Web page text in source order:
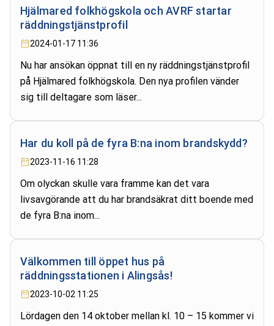
Hjälmared folkhögskola och AVRF startar
räddningstjänstprofil
2024-01-17 11:36
Nu har ansökan öppnat till en ny räddningstjänstprofil
på Hjälmared folkhögskola. Den nya profilen vänder
sig till deltagare som läser...
Har du koll på de fyra B:na inom brandskydd?
2023-11-16 11:28
Om olyckan skulle vara framme kan det vara
livsavgörande att du har brandsäkrat ditt boende med
de fyra B:na inom...
Välkommen till öppet hus på
räddningsstationen i Alingsås!
2023-10-02 11:25
Lördagen den 14 oktober mellan kl. 10 – 15 kommer vi